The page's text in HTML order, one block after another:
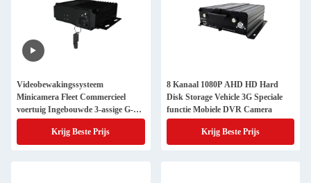
Videobewakingssysteem
Minicamera Fleet Commercieel
voertuig Ingebouwde 3-assige G-
sensor
Krijg Beste Prijs
8 Kanaal 1080P AHD HD Hard
Disk Storage Vehicle 3G Speciale
functie Mobiele DVR Camera
Krijg Beste Prijs